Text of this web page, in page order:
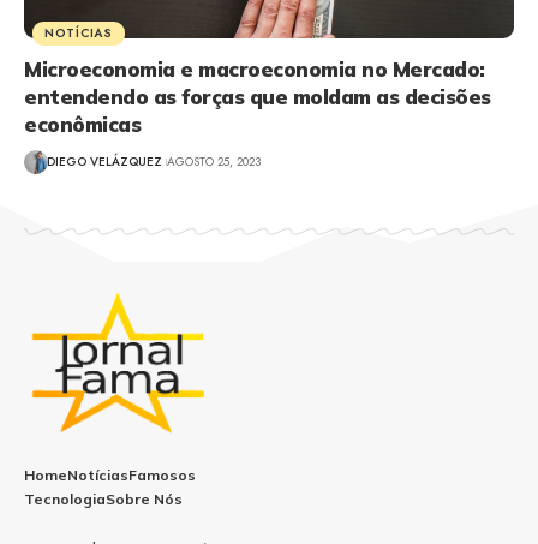
NOTÍCIAS
Microeconomia e macroeconomia no Mercado:
entendendo as forças que moldam as decisões
econômicas
DIEGO VELÁZQUEZ AGOSTO 25, 2023
HomeNotíciasFamosos
TecnologiaSobre Nós